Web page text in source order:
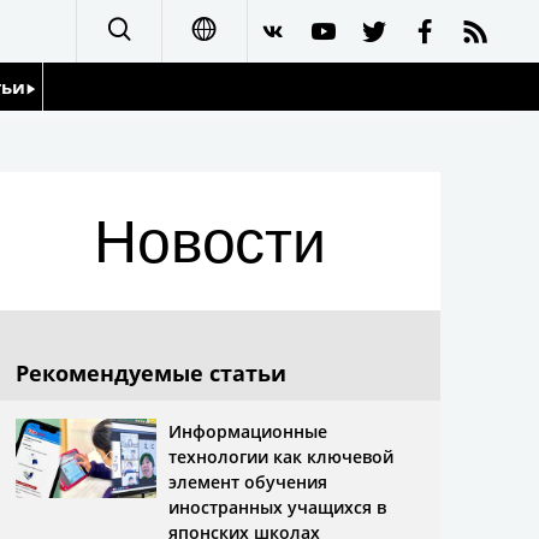
العربية
Новости
Рекомендуемые статьи
Информационные
технологии как ключевой
элемент обучения
иностранных учащихся в
японских школах